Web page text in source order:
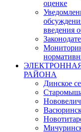
оценке
введения
РАЙОНА
Динское